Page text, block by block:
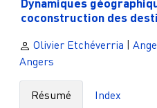
coconstruction des
Olivier Etchéverria |
Angers
Résumé Index